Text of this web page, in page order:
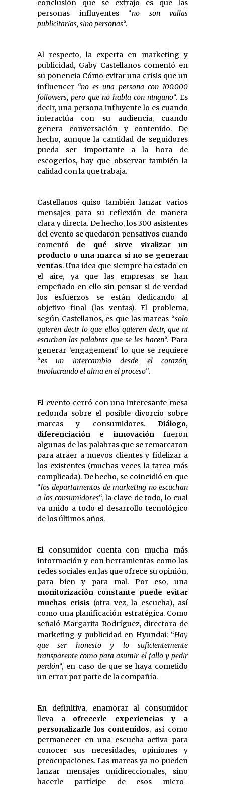
conclusión que se extrajo es que las
personas influyentes “no son vallas
publicitarias, sino personas“.
Al respecto, la experta en marketing y
publicidad, Gaby Castellanos comentó en
su ponencia Cómo evitar una crisis que un
influencer “no es una persona con 100.000
followers, pero que no habla con ninguno“. Es
decir, una persona influyente lo es cuando
interactúa con su audiencia, cuando
genera conversación y contenido. De
hecho, aunque la cantidad de seguidores
pueda ser importante a la hora de
escogerlos, hay que observar también la
calidad con la que trabaja.
Castellanos quiso también lanzar varios
mensajes para su reflexión de manera
clara y directa. De hecho, los 300 asistentes
del evento se quedaron pensativos cuando
comentó de qué sirve viralizar un
producto o una marca si no se generan
ventas. Una idea que siempre ha estado en
el aire, ya que las empresas se han
empeñado en ello sin pensar si de verdad
los esfuerzos se están dedicando al
objetivo final (las ventas). El problema,
según Castellanos, es que las marcas “solo
quieren decir lo que ellos quieren decir, que ni
escuchan las palabras que se les hacen“. Para
generar ‘engagement’ lo que se requiere
“es un intercambio desde el corazón,
involucrando el alma en el proceso”.
El evento cerró con una interesante mesa
redonda sobre el posible divorcio sobre
marcas y consumidores. Diálogo,
diferenciación e innovación fueron
algunas de las palabras que se remarcaron
para atraer a nuevos clientes y fidelizar a
los existentes (muchas veces la tarea más
complicada). De hecho, se coincidió en que
“los departamentos de marketing no escuchan
a los consumidores“, la clave de todo, lo cual
va unido a todo el desarrollo tecnológico
de los últimos años.
El consumidor cuenta con mucha más
información y con herramientas como las
redes sociales en las que ofrece su opinión,
para bien y para mal. Por eso, una
monitorización constante puede evitar
muchas crisis (otra vez, la escucha), así
como una planificación estratégica. Como
señaló Margarita Rodríguez, directora de
marketing y publicidad en Hyundai: “Hay
que ser honesto y lo suficientemente
transparente como para asumir el fallo y pedir
perdón“, en caso de que se haya cometido
un error por parte de la compañía.
En definitiva, enamorar al consumidor
lleva a ofrecerle experiencias y a
personalizarle los contenidos, así como
permanecer en una escucha activa para
conocer sus necesidades, opiniones y
preocupaciones. Las marcas ya no pueden
lanzar mensajes unidireccionales, sino
hacerle partícipe de esos micro-